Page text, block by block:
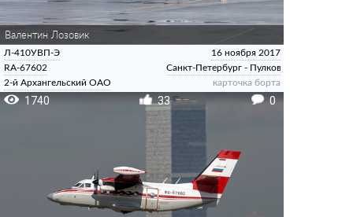
Валентин Лозовик
Л-410УВП-Э
RA-67602
2-й Архангельский ОАО
16 ноября 2017
Санкт-Петербург - Пулково
карточка борта
1740 33 0